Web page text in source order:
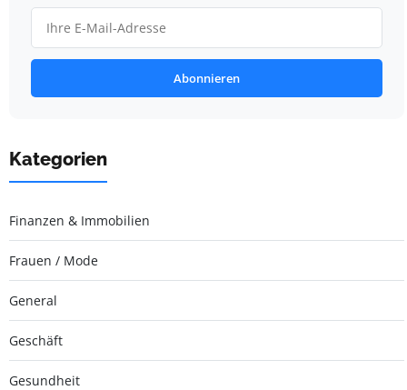
Abonnieren
Kategorien
Finanzen & Immobilien
Frauen / Mode
General
Geschäft
Gesundheit